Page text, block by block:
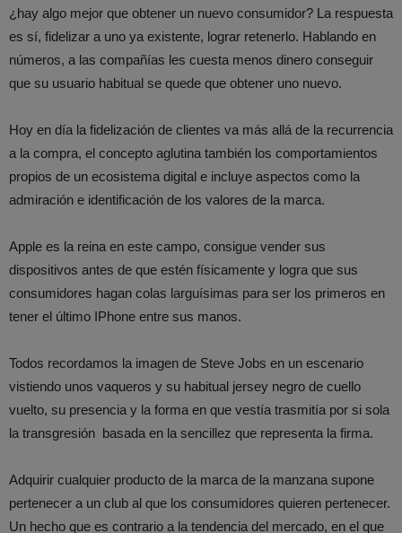
¿hay algo mejor que obtener un nuevo consumidor? La respuesta
es sí, fidelizar a uno ya existente, lograr retenerlo. Hablando en
números, a las compañías les cuesta menos dinero conseguir
que su usuario habitual se quede que obtener uno nuevo.
Hoy en día la fidelización de clientes va más allá de la recurrencia
a la compra, el concepto aglutina también los comportamientos
propios de un ecosistema digital e incluye aspectos como la
admiración e identificación de los valores de la marca.
Apple es la reina en este campo, consigue vender sus
dispositivos antes de que estén físicamente y logra que sus
consumidores hagan colas larguísimas para ser los primeros en
tener el último IPhone entre sus manos.
Todos recordamos la imagen de Steve Jobs en un escenario
vistiendo unos vaqueros y su habitual jersey negro de cuello
vuelto, su presencia y la forma en que vestía trasmitía por si sola
la transgresión basada en la sencillez que representa la firma.
Adquirir cualquier producto de la marca de la manzana supone
pertenecer a un club al que los consumidores quieren pertenecer.
Un hecho que es contrario a la tendencia del mercado, en el que